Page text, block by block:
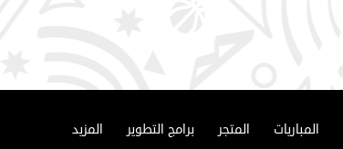
المباريات المتجر برامج التطوير المزيد